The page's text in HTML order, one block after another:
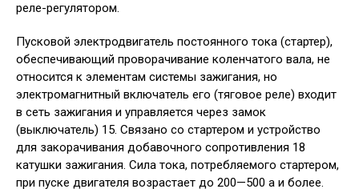
реле-регулятором.
Пусковой электродвигатель постоянного тока (стартер),
обеспечивающий проворачивание коленчатого вала, не
относится к элементам системы зажигания, но
электромагнитный включатель его (тяговое реле) входит
в сеть зажигания и управляется через замок
(выключатель) 15. Связано со стартером и устройство
для закорачивания добавочного сопротивления 18
катушки зажигания. Сила тока, потребляемого стартером,
при пуске двигателя возрастает до 200—500 а и более.